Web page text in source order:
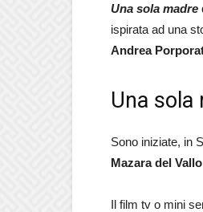
Una sola madre
ispirata ad una
Andrea
Una sola
Sono iniziate, in
Mazara del
Il film tv o mini